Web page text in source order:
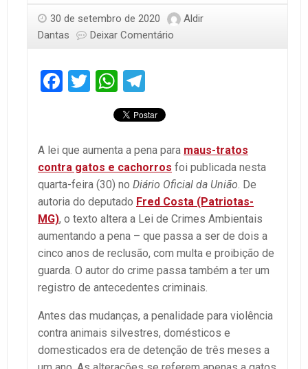
30 de setembro de 2020
Aldir
Dantas
Deixar Comentário
Facebook
TwitterWhatsApp
A lei que aumenta a pena para maus-tratos
contra gatos e cachorros foi publicada nesta
quarta-feira (30) no Diário Oficial da União . De
autoria do deputado Fred Costa (Patriotas-
MG), o texto altera a Lei de Crimes Ambientais
aumentando a pena – que passa a ser de dois a
cinco anos de reclusão, com multa e proibição de
guarda. O autor do crime passa também a ter um
registro de antecedentes criminais.
Antes das mudanças, a penalidade para violência
contra animais silvestres, domésticos e
domesticados era de detenção de três meses a